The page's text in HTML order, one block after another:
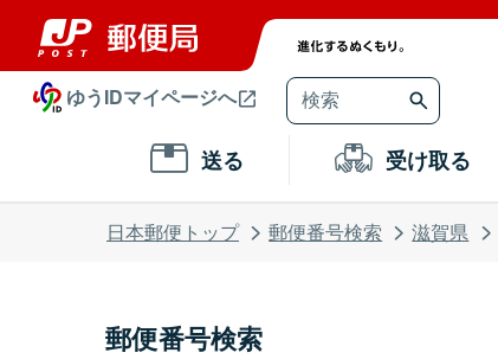
ゆうIDマイページへ
送る 受け取る
日本郵便トップ 郵便番号検索 滋賀県
郵便番号検索